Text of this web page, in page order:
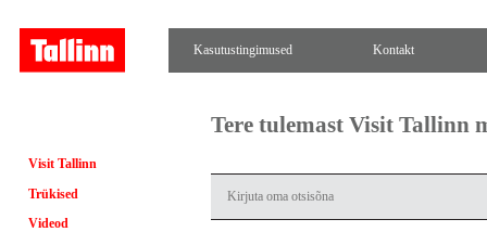
Kasutustingimused Kontakt
Visit Tallinn
Trükised
Videod
Tere tulemast Visit Tallinn